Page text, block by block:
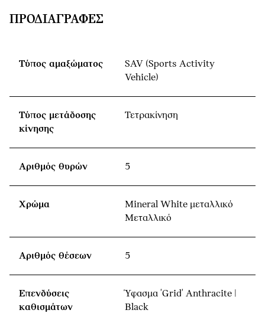
ΠΡΟΔΙΑΓΡΑΦΈΣ
Τύπος αμαξώματος
SAV (Sports Activity
Vehicle)
Τύπος μετάδοσης
κίνησης
Τετρακίνηση
Αριθμός θυρών 5
Χρώμα
Mineral White μεταλλικό
Μεταλλικό
Αριθμός θέσεων 5
Επενδύσεις
καθισμάτων
Ύφασμα 'Grid' Anthracite |
Black